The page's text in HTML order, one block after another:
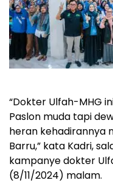
“Dokter Ulfah-MHG
Paslon muda tapi
heran kehadirannya
Barru,” kata Kadri,
kampanye dokter
(8/11/2024) malam.